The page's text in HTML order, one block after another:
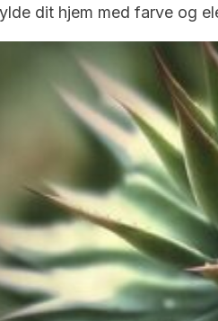
dit hjem med farve og